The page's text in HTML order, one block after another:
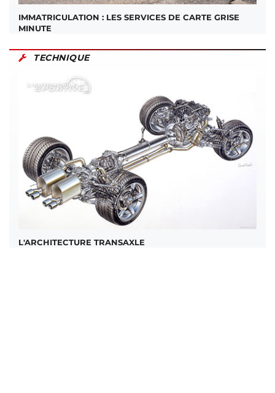
IMMATRICULATION : LES SERVICES DE CARTE GRISE
MINUTE
TECHNIQUE
L'ARCHITECTURE TRANSAXLE